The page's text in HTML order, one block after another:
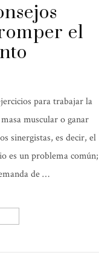
el
para trabajar la
muscular o ganar
sinergistas, es decir, el
es un problema común;
de …